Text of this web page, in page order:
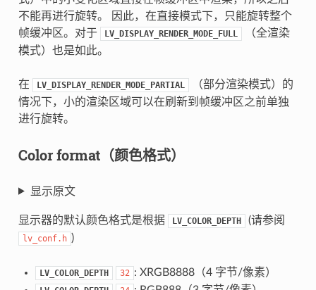
不能再进行旋转。 因此，在直接模式下，只能旋转整个
帧缓冲区。对于
LV_DISPLAY_RENDER_MODE_FULL
（全渲染
模式）也是如此。
在 LV_DISPLAY_RENDER_MODE_PARTIAL
（部分渲染模式）的
情况下，小的渲染区域可以在刷新到帧缓冲区之前单独
进行旋转。
Color format（颜色格式）
显示原文
显示器的默认颜色格式是根据 LV_COLOR_DEPTH (请参阅
lv_conf.h )
LV_COLOR_DEPTH 32 : XRGB8888（4 字节/像素）